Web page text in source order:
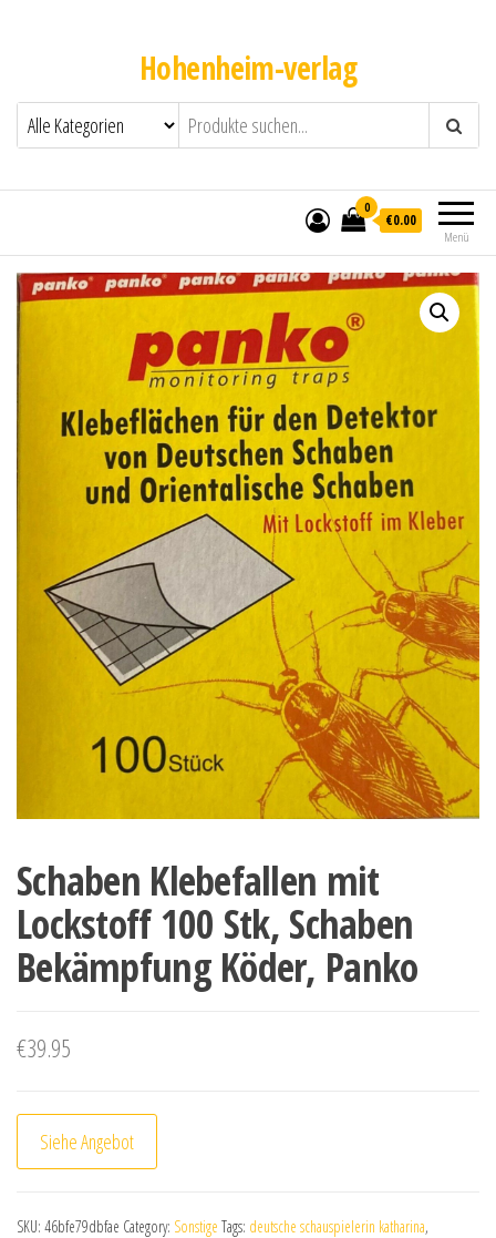
Hohenheim-verlag
Menü
0
€0.00
Schaben Klebefallen mit
Lockstoff 100 Stk, Schaben
Bekämpfung Köder, Panko
€39.95
Siehe Angebot
SKU: 46bfe79dbfae Category: Sonstige Tags: deutsche schauspielerin katharina,